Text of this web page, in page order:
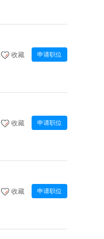
收藏 申请职位
收藏 申请职位
收藏 申请职位